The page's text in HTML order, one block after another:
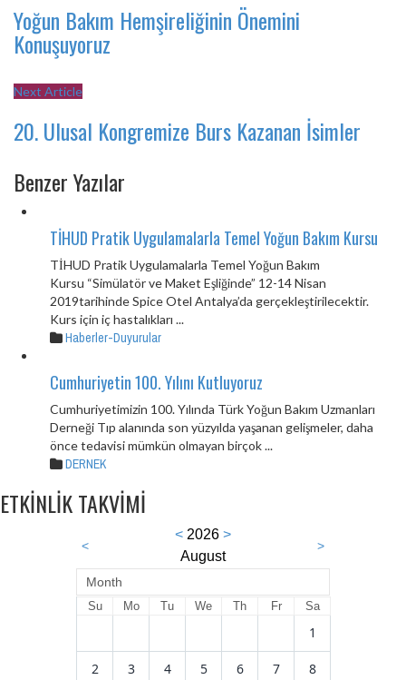
Yoğun Bakım Hemşireliğinin Önemini
Konuşuyoruz
Next Article
20. Ulusal Kongremize Burs Kazanan İsimler
Benzer Yazılar
TİHUD Pratik Uygulamalarla Temel Yoğun Bakım Kursu
TİHUD Pratik Uygulamalarla Temel Yoğun Bakım
Kursu “Simülatör ve Maket Eşliğinde” 12-14 Nisan
2019tarihinde Spice Otel Antalya’da gerçekleştirilecektir.
Kurs için iç hastalıkları ...
Haberler-Duyurular
Cumhuriyetin 100. Yılını Kutluyoruz
Cumhuriyetimizin 100. Yılında Türk Yoğun Bakım Uzmanları
Derneği Tıp alanında son yüzyılda yaşanan gelişmeler, daha
önce tedavisi mümkün olmayan birçok ...
DERNEK
ETKİNLİK TAKVİMİ
<
< 2026 >
August
>
Month
Su Mo Tu We Th Fr Sa
1
2 3 4 5 6 7 8